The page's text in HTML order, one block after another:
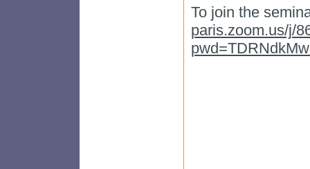
To join the
paris.zoom.us/j/